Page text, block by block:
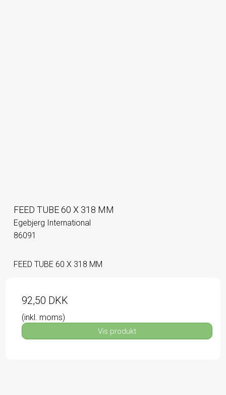
FEED TUBE 60 X 318 MM
Egebjerg International
86091
FEED TUBE 60 X 318 MM
92,50 DKK
(inkl. moms)
Vis produkt